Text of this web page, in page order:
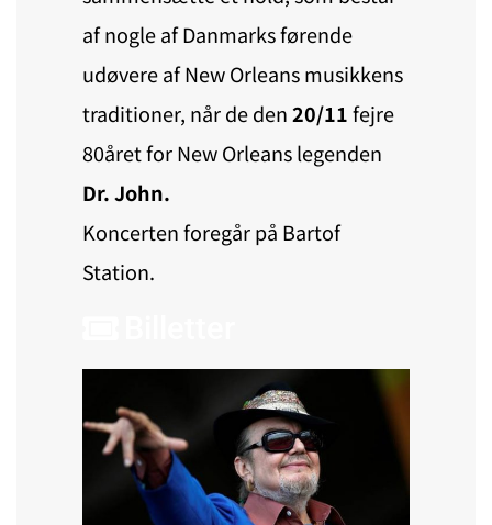
af nogle af Danmarks førende
udøvere af New Orleans musikkens
traditioner, når de den20/11fejre
80året for New Orleans legenden
Dr. John.
Koncerten foregår på Bartof
Station.